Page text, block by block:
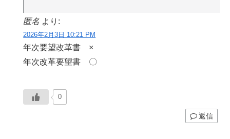
匿名 より:
2026年2月3日 10:21 PM
年次要望改革書 ×
年次改革要望書 〇
0
返信